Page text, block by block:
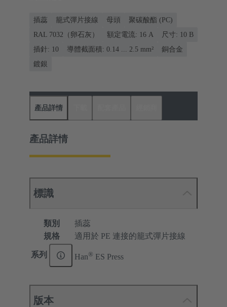
插蕊 籠式彈片接線 母頭
聚碳酸酯 (PC)
RAL 7032（卵石灰）
額定電流: ‌16 A
尺寸: 10 B
插針: 10
導體截面積: 0.14 ... 2.5 mm²
銅合金
鍍銀
產品詳情
產品詳情
標識
類別
插蕊
規格
適用於 PE 連接的籠式彈片接線
系列 Han® ES Press
版本